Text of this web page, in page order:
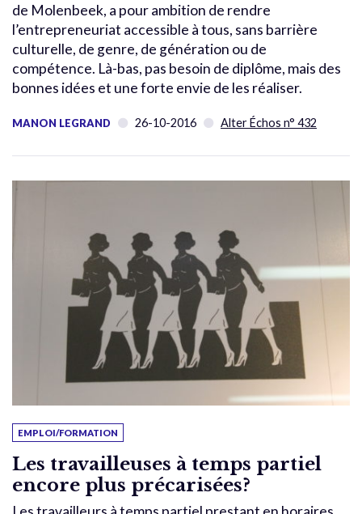
de Molenbeek, a pour ambition de rendre
l’entrepreneuriat accessible à tous, sans barrière
culturelle, de genre, de génération ou de
compétence. Là-bas, pas besoin de diplôme, mais des
bonnes idées et une forte envie de les réaliser.
MANON LEGRAND 26-10-2016 Alter Échos n° 432
EMPLOI/FORMATION
Les travailleuses à temps partiel
encore plus précarisées?